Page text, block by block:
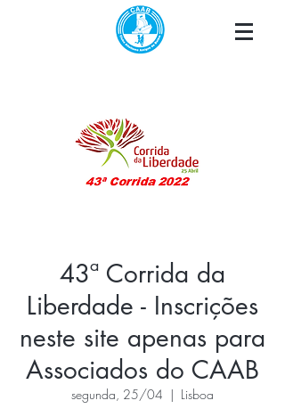
43ª Corrida da
Liberdade - Inscrições
neste site apenas para
Associados do CAAB
segunda, 25/04
  |
Lisboa